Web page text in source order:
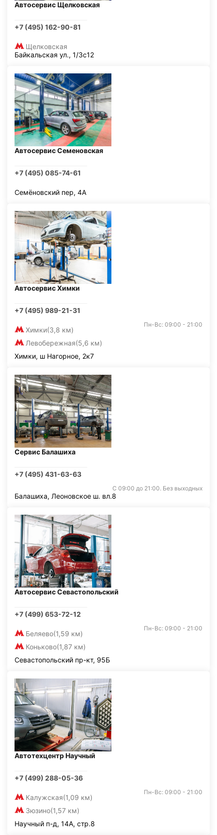
Автосервис Щелковская
+7 (495) 162-90-81
Щелковская
Байкальская ул., 1/3с12
Автосервис Семеновская
+7 (495) 085-74-61
Семёновский пер, 4А
Автосервис Химки
+7 (495) 989-21-31
Химки(3,8 км)
Левобережная(5,6 км)
Пн-Вс: 09:00 - 21:00
Химки, ш Нагорное, 2к7
Сервис Балашиха
+7 (495) 431-63-63
С 09:00 до 21:00. Без выходных
Балашиха, Леоновское ш. вл.8
Автосервис Севастопольский
+7 (499) 653-72-12
Беляево(1,59 км)
Коньково(1,87 км)
Пн-Вс: 09:00 - 21:00
Севастопольский пр-кт, 95Б
Автотехцентр Научный
+7 (499) 288-05-36
Калужская(1,09 км)
Зюзино(1,57 км)
Пн-Вс: 09:00 - 21:00
Научный п-д, 14А, стр.8